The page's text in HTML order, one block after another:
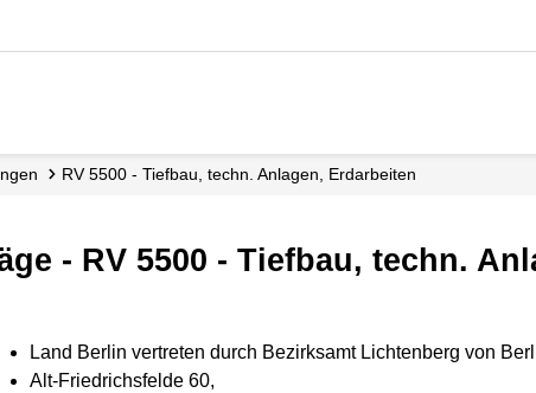
RV 5500 - Tiefbau, techn. Anlagen, Erdarbeiten
- RV 5500 - Tiefbau, techn.
Land Berlin vertreten durch Bezirksamt Lichtenberg von
Alt-Friedrichsfelde 60,